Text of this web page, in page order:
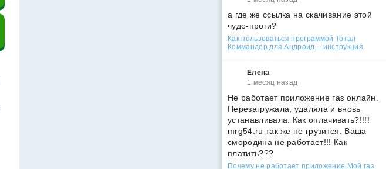
а где же ссылка на скачивание этой
чудо-проги?
Как пользоваться программой Тотал
Коммандер для Андроид – инструкция
Елена
1 месяц назад
Не работает приложение газ онлайн.
Перезагружала, удаляла и вновь
устанавливала. Как оплачивать?!!!!
mrg54.ru так же не грузится. Ваша
смородина не работает!!! Как
платить???
Почему не работает приложение Мой газ